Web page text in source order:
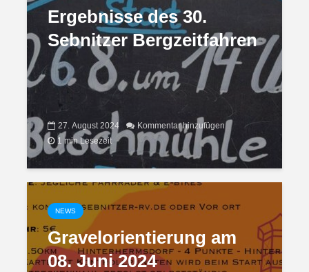
Ergebnisse des 30.
Sebnitzer Bergzeitfahren
27. August 2024
Kommentar hinzufügen
1 min Lesezeit
NEWS
Gravelorientierung am
08. Juni 2024